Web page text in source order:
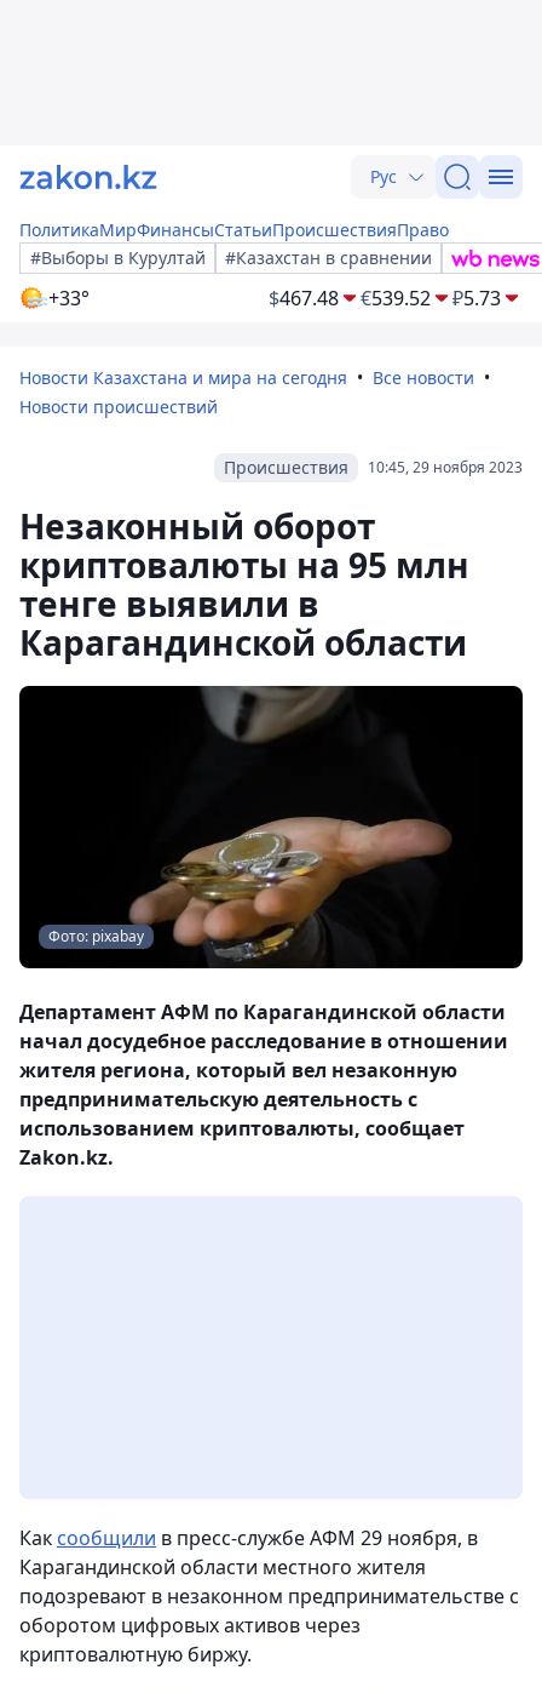
Рус
ПолитикаМирФинансыСтатьиПроисшествияПраво
#Выборы в Курултай
#Казахстан в сравнении
+33° $467.48 €539.52 ₽5.73
Новости Казахстана и мира на сегодня
Все новости
Новости происшествий
10:45, 29 ноября 2023
Происшествия
Незаконный оборот
криптовалюты на 95 млн
тенге выявили в
Карагандинской области
Фото: pixabay
Департамент АФМ по Карагандинской области
начал досудебное расследование в отношении
жителя региона, который вел незаконную
предпринимательскую деятельность с
использованием криптовалюты, сообщает
Zakon.kz.
Как сообщили в пресс-службе АФМ 29 ноября, в
Карагандинской области местного жителя
подозревают в незаконном предпринимательстве с
оборотом цифровых активов через
криптовалютную биржу.